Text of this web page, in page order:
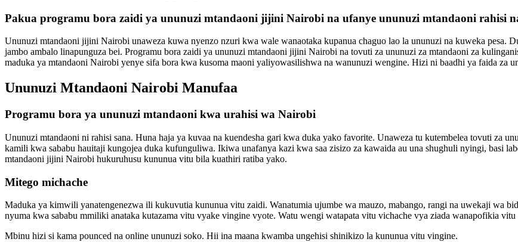
Pakua programu bora zaidi ya ununuzi mtandaoni jijini Nairobi na ufanye ununuzi mtandaoni rahisi
Ununuzi mtandaoni jijini Nairobi unaweza kuwa nyenzo nzuri kwa wale wanaotaka kupanua chaguo lao la ununuzi na kuweka pesa.
jambo ambalo linapunguza bei. Programu bora zaidi ya ununuzi mtandaoni jijini Nairobi na tovuti za ununuzi za mtandaoni za
maduka ya mtandaoni Nairobi yenye sifa bora kwa kusoma maoni yaliyowasilishwa na wanunuzi wengine. Hizi ni baadhi ya faida za
Ununuzi Mtandaoni Nairobi Manufaa
Programu bora ya ununuzi mtandaoni kwa urahisi wa Nairobi
Ununuzi mtandaoni ni rahisi sana. Huna haja ya kuvaa na kuendesha gari kwa duka yako favorite. Unaweza tu kutembelea tovuti za
kamili kwa sababu hauitaji kungojea duka kufunguliwa. Ikiwa unafanya kazi kwa saa zisizo za kawaida au una shughuli nyingi, basi
mtandaoni jijini Nairobi hukuruhusu kununua vitu bila kuathiri ratiba yako.
Mitego michache
Maduka ya kimwili yanatengenezwa ili kukuvutia kununua vitu zaidi. Wanatumia ujumbe wa mauzo, mabango, rangi na uwekaji wa
nyuma kwa sababu mmiliki anataka kutazama vitu vyake vingine vyote. Watu wengi watapata vitu vichache vya ziada wanapofikia
Mbinu hizi si kama pounced na online ununuzi soko. Hii ina maana kwamba ungehisi shinikizo la kununua vitu vingine.